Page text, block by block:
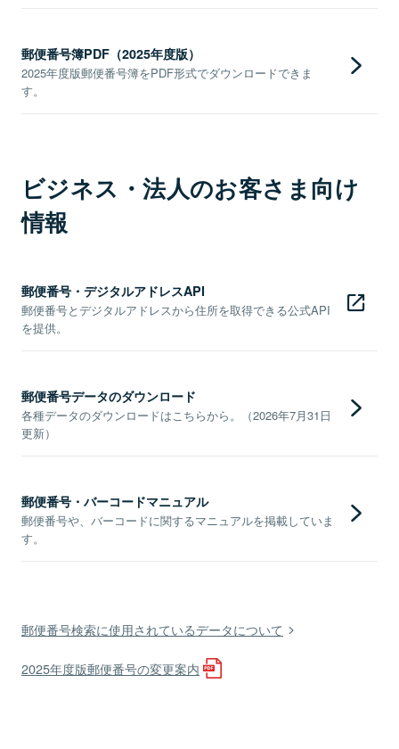
郵便番号簿PDF（2025年度版）
2025年度版郵便番号簿をPDF形式でダウンロードできま
す。
ビジネス・法人のお客さま向け
情報
郵便番号・デジタルアドレスAPI
郵便番号とデジタルアドレスから住所を取得できる公式API
を提供。
郵便番号データのダウンロード
各種データのダウンロードはこちらから。（2026年7月31日
更新）
郵便番号・バーコードマニュアル
郵便番号や、バーコードに関するマニュアルを掲載していま
す。
郵便番号検索に使用されているデータについて
2025年度版郵便番号の変更案内